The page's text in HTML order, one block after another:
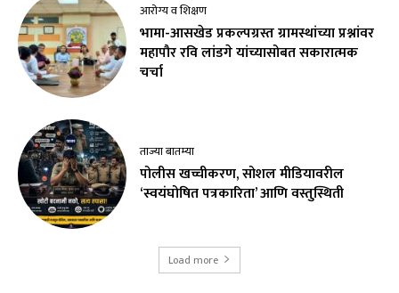
आरोग्य व शिक्षण
भामा-आसखेड प्रकल्पग्रस्त ग्रामस्थांच्या प्रश्नांवर
महापौर रवि लांडगे यांच्यासोबत सकारात्मक
चर्चा
ताज्या बातम्या
पोलीस खच्चीकरण, सोशल मीडियावरील
‘स्वयंघोषित पत्रकारिता’ आणि वस्तुस्थिती
Load more